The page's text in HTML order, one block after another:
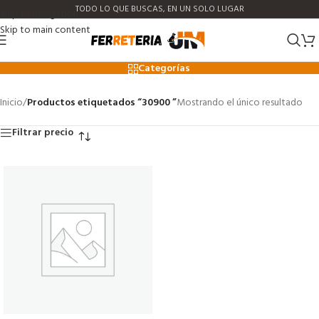
Skip to navigation
Skip to main content
TODO LO QUE BUSCAS, EN UN SOLO LUGAR
30900
Categorías
Inicio/Productos etiquetados “30900 ”Mostrando el único resultado
Filtrar precio